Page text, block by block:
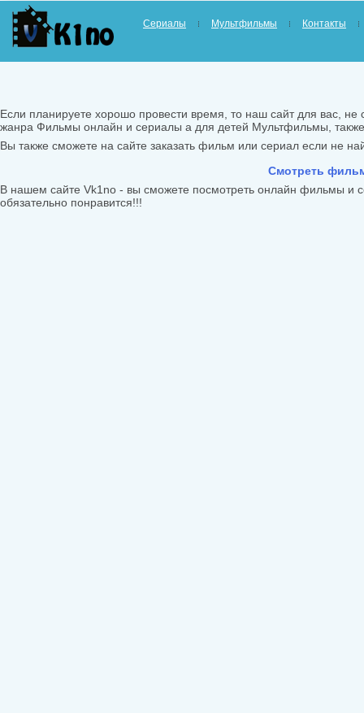
Сериалы Мультфильмы Контакты
Если планируете хорошо провести время, то наш сайт для вас,
жанра Фильмы онлайн и сериалы а для детей Мультфильмы,
Вы также сможете на сайте заказать фильм или сериал если не
Смотреть
В нашем сайте Vk1no - вы сможете посмотреть онлайн фильмы и
обязательно понравится!!!